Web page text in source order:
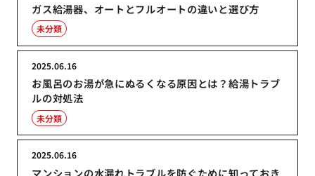
ガス給湯器、オートとフルオートの違いと選び方
未分類
お風呂のお湯が急にぬるくなる原因とは？給湯トラブ
ルの対処法
2025.06.16
未分類
マンションの水漏れトラブルを防ぐために知っておき
2025.06.16